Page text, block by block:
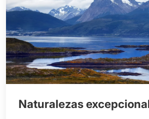
Naturalezas